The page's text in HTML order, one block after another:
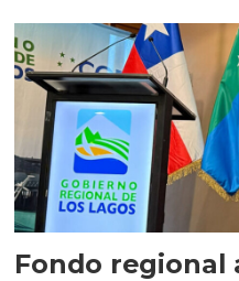
Fondo regional